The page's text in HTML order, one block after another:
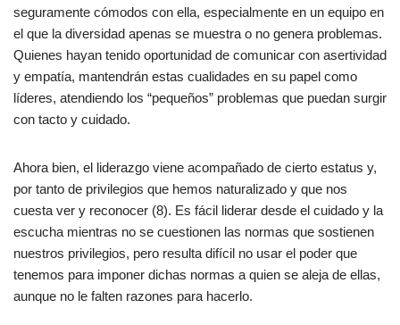
seguramente cómodos con ella, especialmente en un equipo en
el que la diversidad apenas se muestra o no genera problemas.
Quienes hayan tenido oportunidad de comunicar con asertividad
y empatía, mantendrán estas cualidades en su papel como
líderes, atendiendo los “pequeños” problemas que puedan surgir
con tacto y cuidado.
Ahora bien, el liderazgo viene acompañado de cierto estatus y,
por tanto de privilegios que hemos naturalizado y que nos
cuesta ver y reconocer (8). Es fácil liderar desde el cuidado y la
escucha mientras no se cuestionen las normas que sostienen
nuestros privilegios, pero resulta difícil no usar el poder que
tenemos para imponer dichas normas a quien se aleja de ellas,
aunque no le falten razones para hacerlo.